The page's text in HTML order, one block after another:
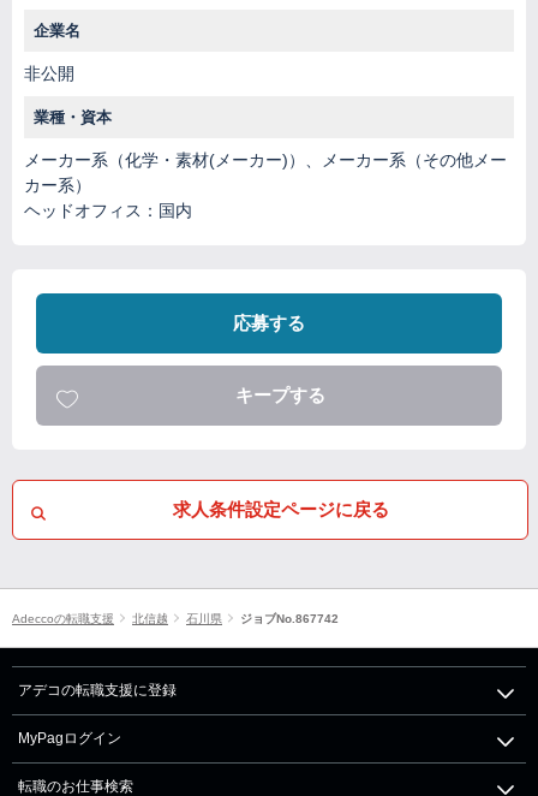
企業名
非公開
業種・資本
メーカー系（化学・素材(メーカー)）、メーカー系（その他メー
カー系）
ヘッドオフィス：国内
応募する
キープする
求人条件設定ページに戻る
Adeccoの転職支援 北信越 石川県 ジョブNo.867742
アデコの転職支援に登録
MyPagログイン
転職のお仕事検索